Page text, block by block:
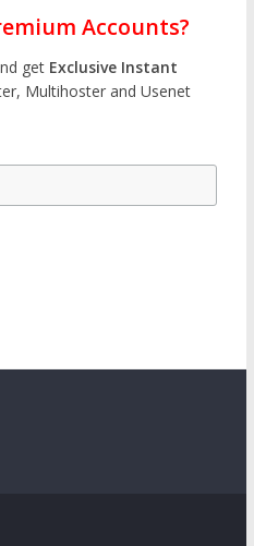
Accounts?
get Exclusive Instant
Multihoster and Usenet